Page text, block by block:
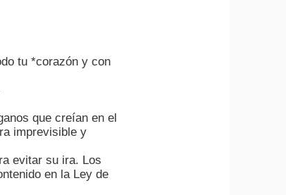
tu *corazón y con
que creían en el
imprevisible y
evitar su ira. Los
en la Ley de